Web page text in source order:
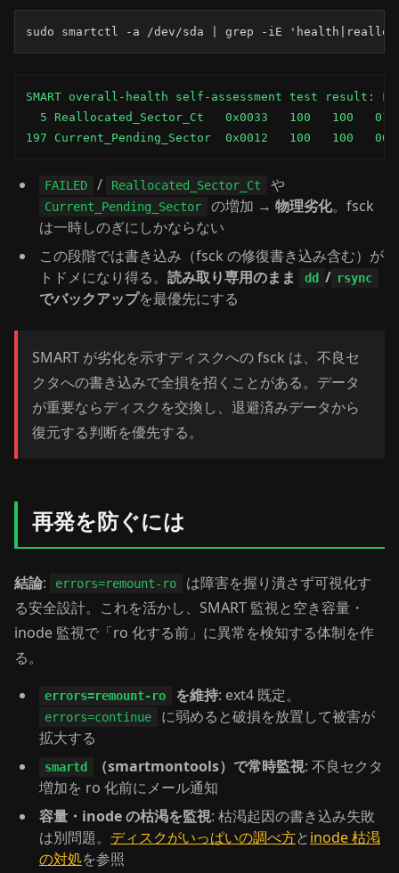
sudo smartctl -a /dev/sda | grep -iE
SMART overall-health self-assessment test result:
5 Reallocated_Sector_Ct   0x0033   100   100
197 Current_Pending_Sector  0x0012   100   100
FAILED / Reallocated_Sector_Ct や
Current_Pending_Sector の増加 → 物理劣化。fsck
は一時しのぎにしかならない
この段階では書き込み（fsck の修復書き込み含む）が
トドメになり得る。 読み取り専用のまま dd / rsync
でバックアップを最優先にする
SMART が劣化を示すディスクへの fsck は、不良セ
クタへの書き込みで全損を招くことがある。データ
が重要ならディスクを交換し、退避済みデータから
復元する判断を優先する。
再発を防ぐには
結論: errors=remount-ro
は障害を握り潰さず可視化す
る安全設計。これを活かし、SMART 監視と空き容量・
inode 監視で「ro 化する前」に異常を検知する体制を作
る。
errors=remount-ro を維持: ext4 既定。
errors=continue
に弱めると破損を放置して被害が
拡大する
smartd （smartmontools）で常時監視: 不良セクタ
増加を ro 化前にメール通知
容量・inode の枯渇を監視: 枯渇起因の書き込み失敗
は別問題。 ディスクがいっぱいの調べ方とinode 枯渇
の対処を参照